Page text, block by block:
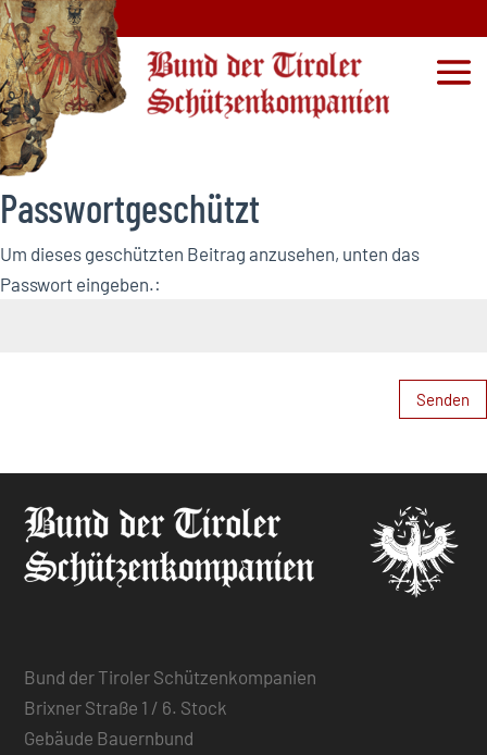
Passwortgeschützt
Um dieses geschützten Beitrag anzusehen, unten das
Passwort eingeben.:
Senden
Bund der Tiroler Schützenkompanien
Brixner Straße 1 / 6. Stock
Gebäude Bauernbund